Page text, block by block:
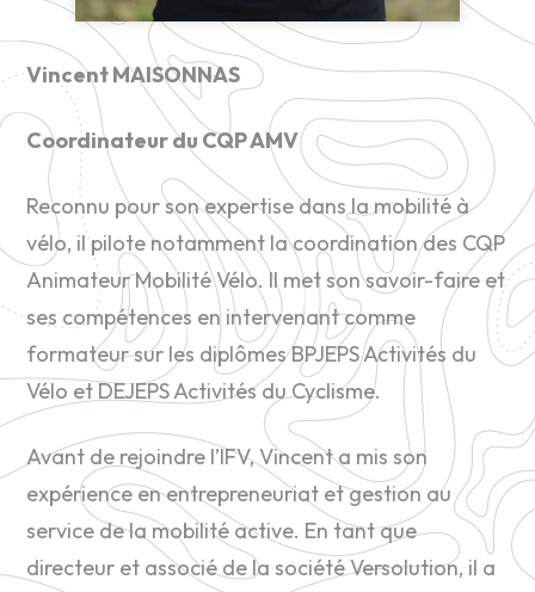
Vincent MAISONNAS
Coordinateur du CQP AMV
Reconnu pour son expertise dans la mobilité à
vélo, il pilote notamment la coordination des CQP
Animateur Mobilité Vélo. Il met son savoir-faire et
ses compétences en intervenant comme
formateur sur les diplômes BPJEPS Activités du
Vélo et DEJEPS Activités du Cyclisme.
Avant de rejoindre l’IFV, Vincent a mis son
expérience en entrepreneuriat et gestion au
service de la mobilité active. En tant que
directeur et associé de la société Versolution, il a